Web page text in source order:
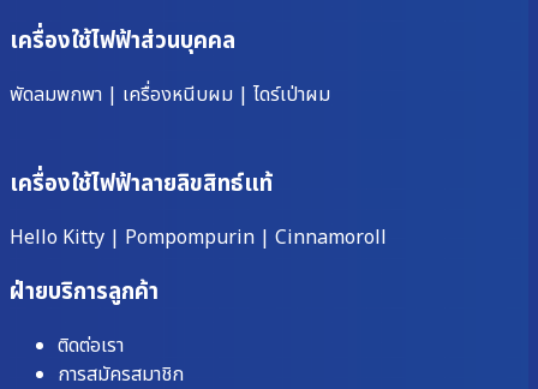
เครื่องใช้ไฟฟ้าส่วนบุคคล
พัดลมพกพา | เครื่องหนีบผม | ไดร์เป่าผม
เครื่องใช้ไฟฟ้าลายลิขสิทธ์แท้
Hello Kitty | Pompompurin | Cinnamoroll
ฝ่ายบริการลูกค้า
ติดต่อเรา
การสมัครสมาชิก